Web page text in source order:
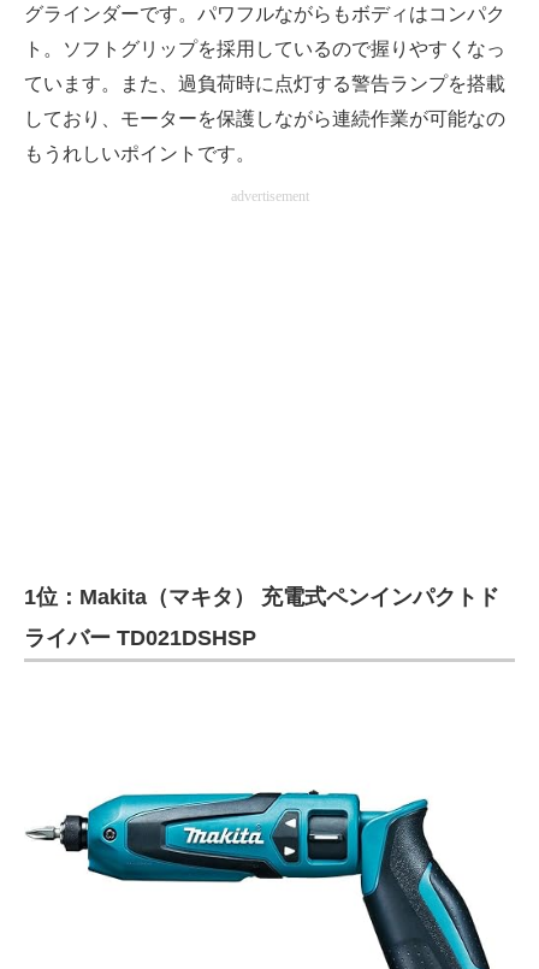
グラインダーです。パワフルながらもボディはコンパク
ト。ソフトグリップを採用しているので握りやすくなっ
ています。また、過負荷時に点灯する警告ランプを搭載
しており、モーターを保護しながら連続作業が可能なの
もうれしいポイントです。
advertisement
1位：Makita（マキタ） 充電式ペンインパクトド
ライバー TD021DSHSP